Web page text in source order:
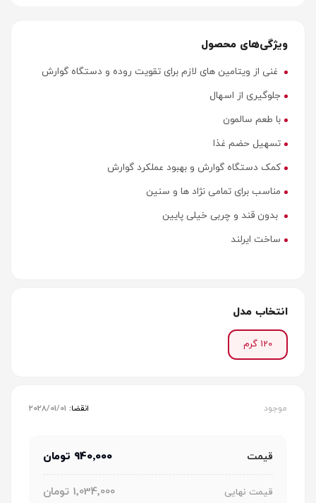
ویژگی‌های محصول
غنی از ویتامین های لازم برای تقویت روده و دستگاه گوارش
جلوگیری از اسهال
با طعم سالمون
تسهیل حضم غذا
کمک دستگاه گوارش و بهبود عملکرد گوارش
مناسب برای تمامی نژاد ها و سنین
بدون قند و چربی خیلی پایین
ساخت ایرلند
انتخاب مدل
120 گرم
موجود انقضا: 2028/01/01
قیمت 940٬000 تومان
قیمت نهایی 1٬034٬000 تومان